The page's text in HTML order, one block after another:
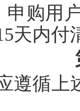
购用
天内付
遵循上